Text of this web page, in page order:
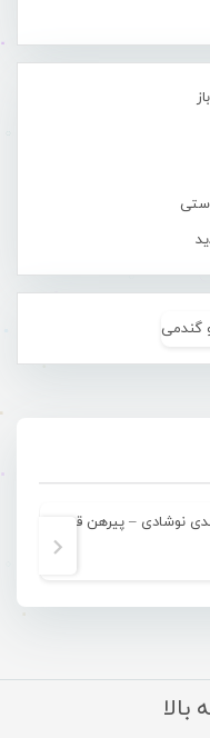
نوشادی – پیرهن قرمز